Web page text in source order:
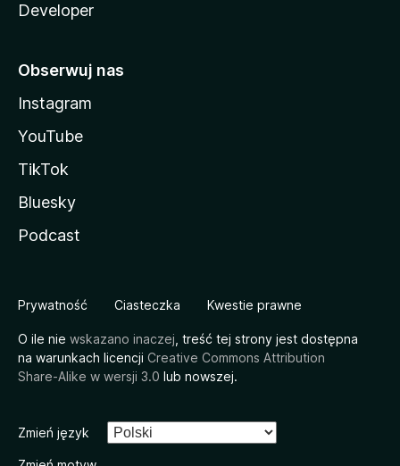
Developer
Obserwuj nas
Instagram
YouTube
TikTok
Bluesky
Podcast
Prywatność Ciasteczka Kwestie prawne
O ile nie wskazano inaczej , treść tej strony jest dostępna
na warunkach licencji Creative Commons Attribution
Share-Alike w wersji 3.0 lub nowszej.
Zmień język